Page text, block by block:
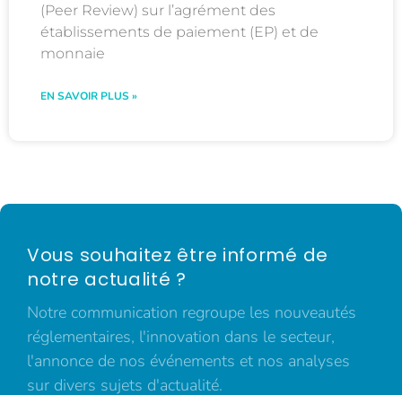
(Peer Review) sur l’agrément des
établissements de paiement (EP) et de
monnaie
EN SAVOIR PLUS »
Vous souhaitez être informé de
notre actualité ?
Notre communication regroupe les nouveautés
réglementaires, l'innovation dans le secteur,
l'annonce de nos événements et nos analyses
sur divers sujets d'actualité.